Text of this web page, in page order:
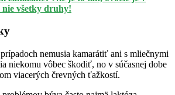
všetky druhy!
nemusia kamarátiť ani s mliečnymi
niekomu vôbec škodiť, no v súčasnej dobe
viacerých črevných ťažkostí.